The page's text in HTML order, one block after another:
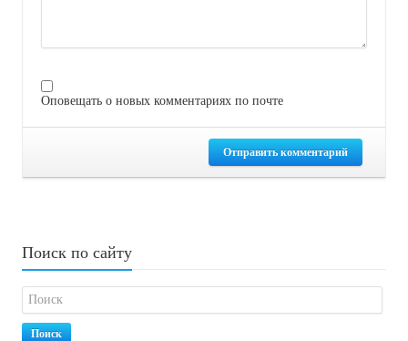
Оповещать о новых комментариях по почте
Отправить комментарий
Поиск по сайту
Поиск